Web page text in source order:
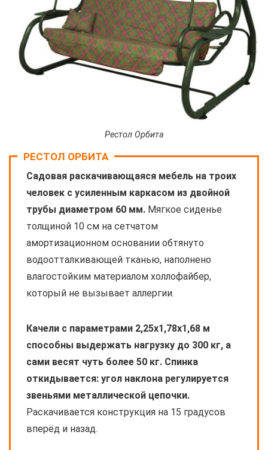
Рестол Орбита
РЕСТОЛ ОРБИТА
Садовая раскачивающаяся мебель на троих
человек с усиленным каркасом из двойной
трубы диаметром 60 мм. Мягкое сиденье
толщиной 10 см на сетчатом
амортизационном основании обтянуто
водоотталкивающей тканью, наполнено
влагостойким материалом холлофайбер,
который не вызывает аллергии.
Качели с параметрами 2,25х1,78х1,68 м
способны выдержать нагрузку до 300 кг, а
сами весят чуть более 50 кг. Спинка
откидывается: угол наклона регулируется
звеньями металлической цепочки.
Раскачивается конструкция на 15 градусов
вперёд и назад.